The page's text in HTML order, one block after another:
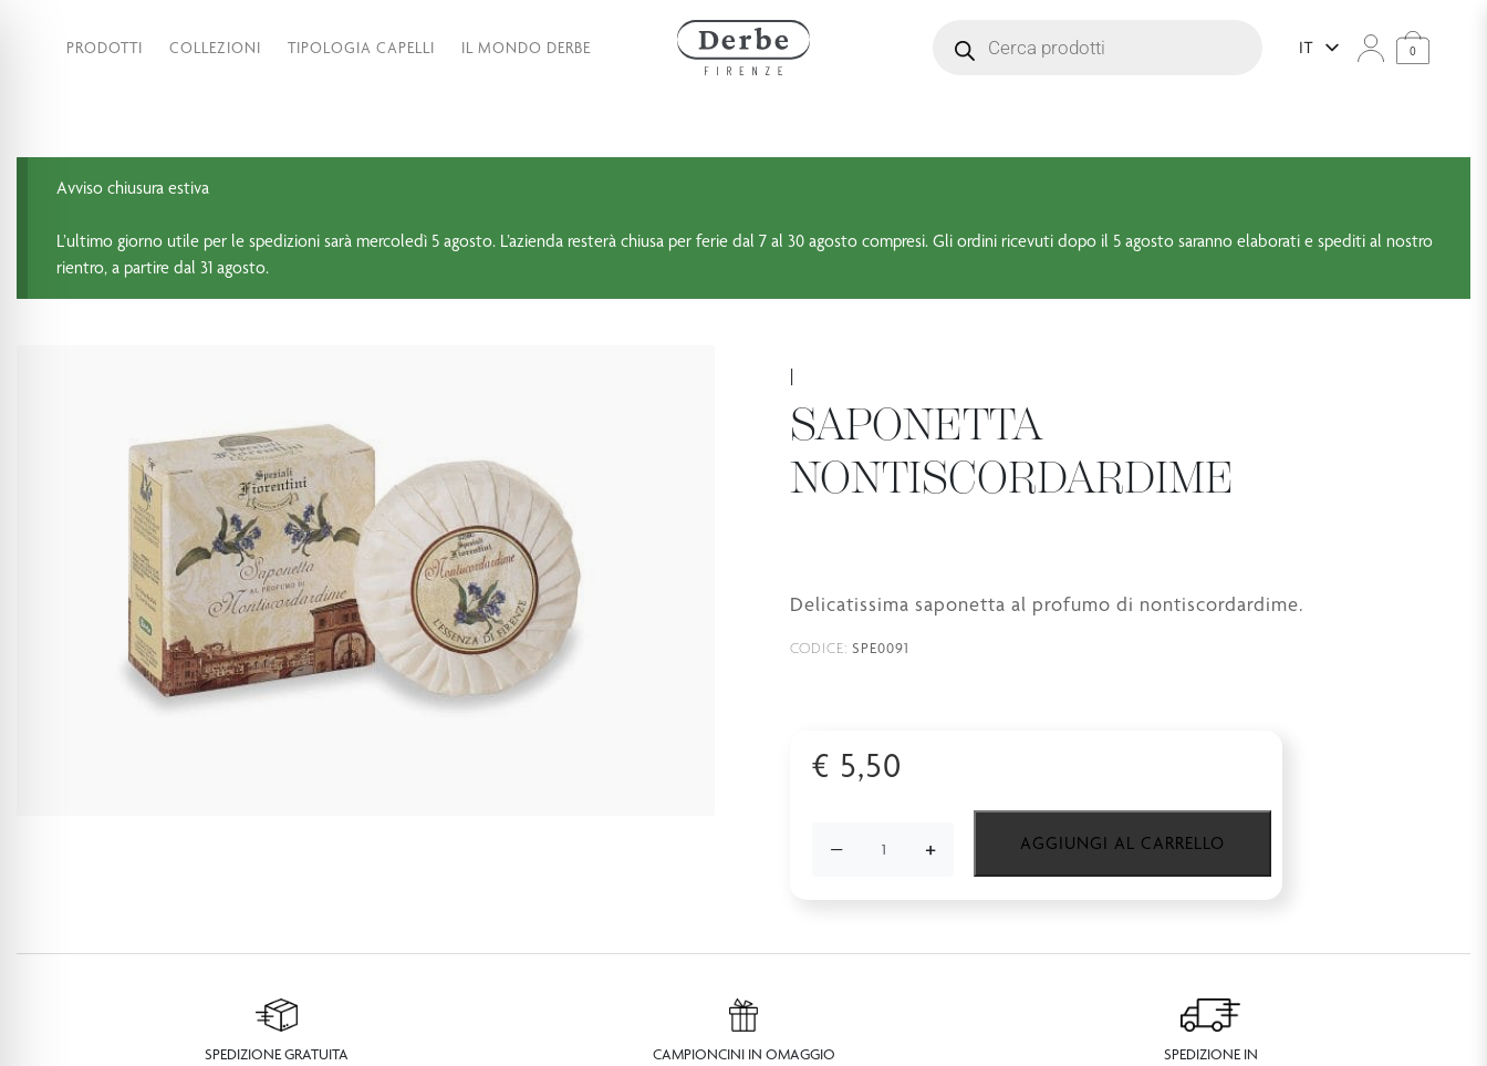
PRODOTTI COLLEZIONI TIPOLOGIA CAPELLI IL MONDO DERBE IT 0
Avviso chiusura estiva
L’ultimo giorno utile per le spedizioni sarà mercoledì 5 agosto. L’azienda resterà chiusa per ferie dal 7 al 30 agosto compresi. Gli ordini ricevuti dopo il 5 agosto saranno elaborati e spediti al nostro
rientro, a partire dal 31 agosto.
|
SAPONETTA
NONTISCORDARDIME
Delicatissima saponetta al profumo di nontiscordardime.
CODICE:SPE0091
€ 5,50
− + AGGIUNGI AL CARRELLO
SPEDIZIONE GRATUITA
CAMPIONCINI IN OMAGGIO
SPEDIZIONE IN